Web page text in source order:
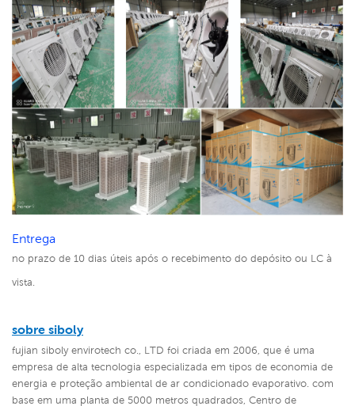
Entrega
no prazo de 10 dias úteis após o recebimento do depósito ou LC à
vista.
sobre siboly
fujian siboly envirotech co., LTD foi criada em 2006, que é uma
empresa de alta tecnologia especializada em tipos de economia de
energia e proteção ambiental de ar condicionado evaporativo. com
base em uma planta de 5000 metros quadrados, Centro de